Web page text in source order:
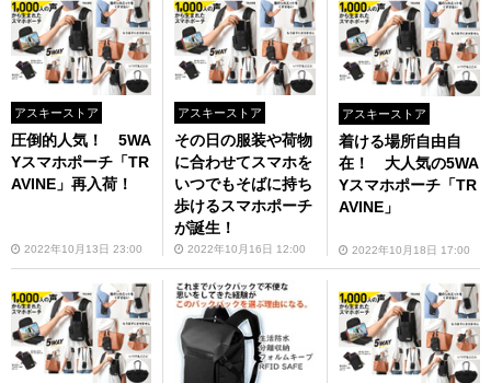
アスキーストア
圧倒的人気！ 5WA
Yスマホポーチ「TR
AVINE」再入荷！
2022年10月13日 23:00
アスキーストア
その日の服装や荷物
に合わせてスマホを
いつでもそばに持ち
歩けるスマホポーチ
が誕生！
2022年10月16日 12:00
アスキーストア
着ける場所自由自
在！ 大人気の5WA
Yスマホポーチ「TR
AVINE」
2022年10月18日 17:00